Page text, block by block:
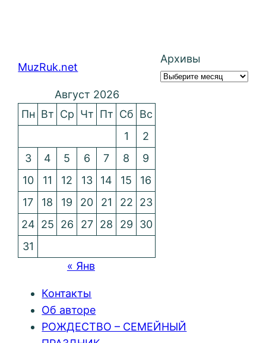
MuzRuk.net
Архивы
Август 2026
Пн Вт Ср Чт Пт Сб Вс
1
2
3
4 5 6 7 8
9
10
11 12 13 14 15
16
17
18 19 20 21 22
23
24 25 26 27 28 29
30
31
« Янв
Контакты
Об авторе
РОЖДЕСТВО – СЕМЕЙНЫЙ